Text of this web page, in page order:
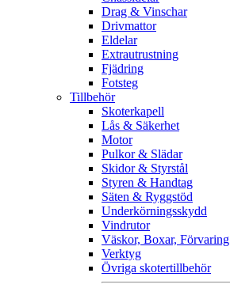
Drag & Vinschar
Drivmattor
Eldelar
Extrautrustning
Fjädring
Fotsteg
Tillbehör
Skoterkapell
Lås & Säkerhet
Motor
Pulkor & Slädar
Skidor & Styrstål
Styren & Handtag
Säten & Ryggstöd
Underkörningsskydd
Vindrutor
Väskor, Boxar, Förvaring
Verktyg
Övriga skotertillbehör